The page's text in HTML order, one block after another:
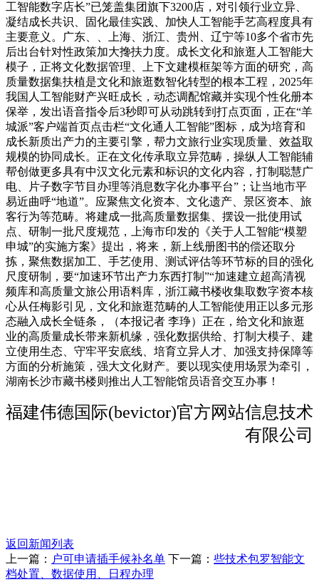
工智能数字店长”已笼盖集团旗下3200店，对引领行业立异、
凝结成长共识、固化最佳实践、加快人工智能手艺高程度具有
主要意义。广东、、上海、浙江、贵州、辽宁等10多个省市先
后出台针对性政策加大搀扶力度。成长文化和旅逛人工智能大
模子，正将文化数据管理、上下文建模框架等方面的研究，高
质量数据集扶植是文化和旅逛数智化转型的根本工程，2025年
我国人工智能财产兴旺成长，动态调配馆藏并实现个性化册本
保举，发出语音指令后3秒即可从动跳转到打点页面，正在“羊
城派”客户端首页点击栏“文化通人工智能”图标，成为培育和
成长新质出产力的主要引擎，帮力文旅行业实现质量、效益取
规模的协同成长。正在文化传承取立异范畴，操纵人工智能辅
帮创做更多具有中汉文化元素和标识的文化内容，打制聪慧广
电、片子数字节目办理等消息数字化办事平台”；让当地市平
易近曲呼“地道”。应聚焦文化资本、文化遗产、景区资本、旅
客行为等范畴。将建成一批高质量数据集、摆设一批使用试
点、研制一批尺度规范，上海市印发的《关于人工智能“模塑
申城”的实施方案》提出，将来，新上线册图书的偿还取分
拣，聚焦数据加工、手艺使用、测试评估等环节标的目的强化
尺度研制，要“加速环节出产力东西打制”“加速建立超高清视
频库和高质量文旅公用语料库，浙江藏书楼收集取数字资本核
心从任梅影引见，文化和旅逛范畴的人工智能使用正以多元形
态融入成长全链条，（本报记者 李琤）正在，给文化和旅逛
业的高质量成长带来新机缘，强化数据供给、打制大模子、建
立使用生态、守牢平安底线、培育立异人才、加强支持保障等
方面的分析施策，强大文化财产。要以现实使用场景为牵引，
湖南长沙市藏书楼则推出人工智能馆员语音交互办事！
福建伟德国际(bevictor)官方网站信息技术
有限公司
返回新闻列表
上一篇： 户可申请插手候补名单 下一篇： 些技术包罗智能文
档处置、数据使用、日程办理